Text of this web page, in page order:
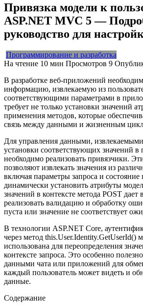
Привязка модели к
ASP.NET MVC 5 —
руководство для
Программирование и разработка
На чтение 10 мин Просмотров 9
В разработке веб-приложений
информацию, извлекаемую из
соответствующими параметрами в
требует не только установки значений
применения методов, которые
связь между данными и жизненным
Для управления данными, извлекаемыми
установки соответствующих значений в
необходимо реализовать привязчики.
позволяют извлекать значения из
включая параметры запроса и состояние
динамически установить атрибуты
значений в контексте метода POST дает
реализовать валидацию и обработку
пуста или значение не соответствует
В технологии ASP.NET Core,
через метод this.User.Identity.GetUserId()
использована для переопределения
контексте запроса. Это особенно
данными чата или приложений для
каждый пользователь может видеть и
данные.
Содержание